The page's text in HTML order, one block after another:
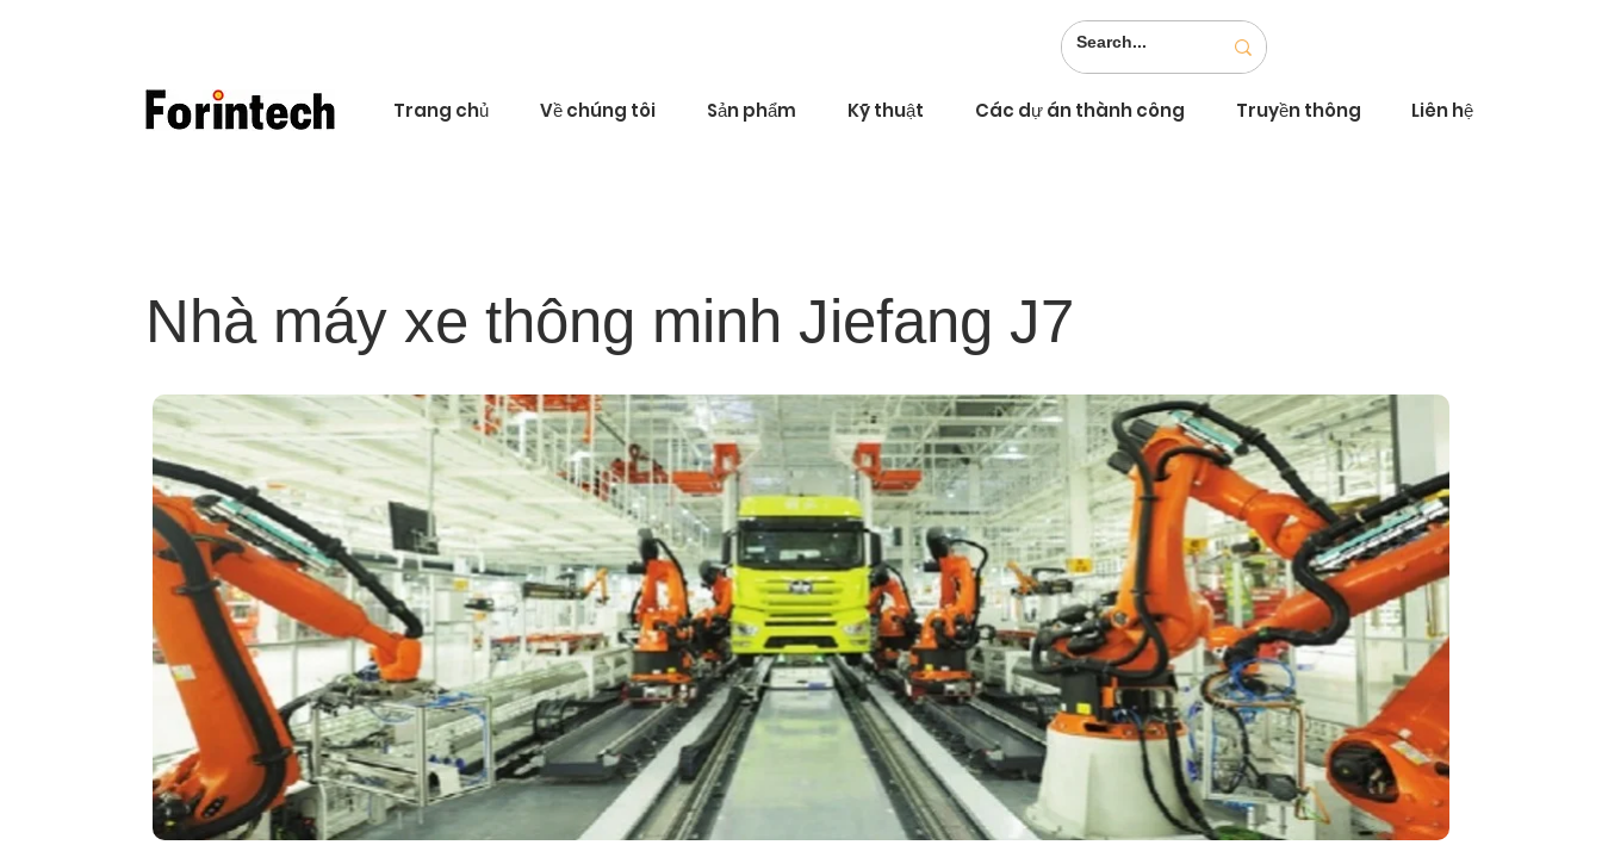
Trang chủ Về chúng tôi Sản phẩm Kỹ thuật Các dự án thành công Truyền thông Liên hệ
Nhà máy xe thông minh Jiefang J7